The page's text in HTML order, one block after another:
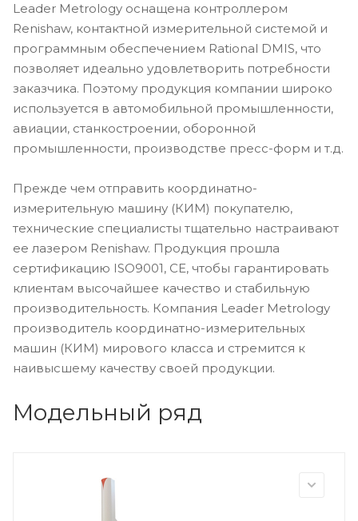
Leader Metrology оснащена контроллером
Renishaw, контактной измерительной системой и
программным обеспечением Rational DMIS, что
позволяет идеально удовлетворить потребности
заказчика. Поэтому продукция компании широко
используется в автомобильной промышленности,
авиации, станкостроении, оборонной
промышленности, производстве пресс-форм и т.д.
Прежде чем отправить координатно-
измерительную машину (КИМ) покупателю,
технические специалисты тщательно настраивают
ее лазером Renishaw. Продукция прошла
сертификацию ISO9001, CE, чтобы гарантировать
клиентам высочайшее качество и стабильную
производительность. Компания Leader Metrology
производитель координатно-измерительных
машин (КИМ) мирового класса и стремится к
наивысшему качеству своей продукции.
Модельный ряд